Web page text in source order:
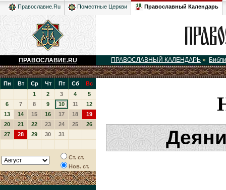
Православие.Ru Поместные Церкви Православный Календарь
ПРАВОСЛАВИЕ.RU ПРАВОСЛАВНЫЙ КАЛЕНДАРЬ »
Пн Вт Ср Чт Пт Сб
Вс
1
2 3 4
5
6
7 8 9 10 11
12
13
14 15 16 17 18
19
20
21 22 23 24 25
26
27
28 29 30 31
Ст. ст.
Нов. ст.